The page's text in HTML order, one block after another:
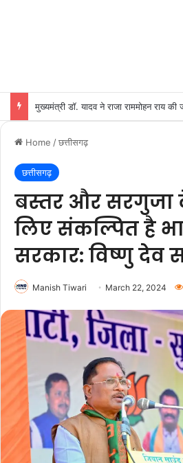
मुख्यमंत्री डॉ. यादव ने राजा राममोहन राय की
Home /छत्तीसगढ़
छत्तीसगढ़
बस्तर और सरगुजा
लिए संकल्पित है
सरकार: विष्णु देव
Manish Tiwari March 22, 2024